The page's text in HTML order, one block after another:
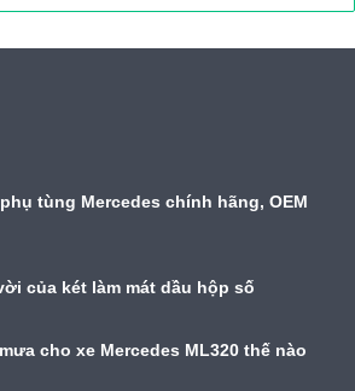
tùng Mercedes chính hãng, OEM
của két làm mát dầu hộp số
cho xe Mercedes ML320 thế nào